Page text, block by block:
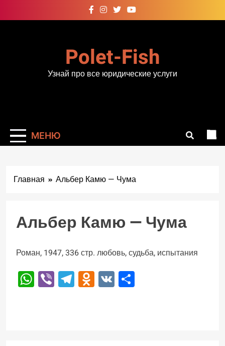
к
Polet-Fish
Узнай про все юридические услуги
МЕНЮ
Главная Альбер Камю — Чума
Альбер Камю — Чума
Роман, 1947, 336 стр. любовь, судьба, испытания
WhatsApp
ViberTelegram
Odnoklassniki
VK